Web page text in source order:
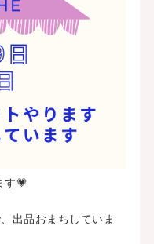
す💗
出品おまちしていま